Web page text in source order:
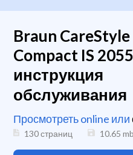
Braun CareStyle
Compact IS 2055
инструкция
обслуживания
Просмотреть online или
130 страниц 10.65 mb